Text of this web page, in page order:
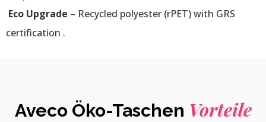
Eco Upgrade – Recycled polyester (rPET) with GRS
certification .
Aveco Öko-Taschen Vorteile